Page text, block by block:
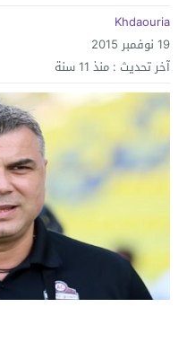
Khdaouria
19 نوفمبر 2015
آخر تحديث : منذ 11 سنة